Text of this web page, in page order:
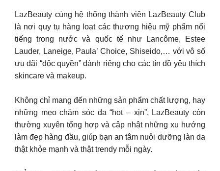
LazBeauty cùng hệ thống thành viên LazBeauty Club
là nơi quy tụ hàng loạt các thương hiệu mỹ phẩm nổi
tiếng trong nước và quốc tế như Lancôme, Estee
Lauder, Laneige, Paula’ Choice, Shiseido,… với vô số
ưu đãi “độc quyền” dành riêng cho các tín đồ yêu thích
skincare và makeup.
Không chỉ mang đến những sản phẩm chất lượng, hay
những mẹo chăm sóc da “hot – xịn”, LazBeauty còn
thường xuyên tổng hợp và cập nhật những xu hướng
làm đẹp hàng đầu, giúp bạn an tâm nuôi dưỡng làn da
thật khỏe mạnh và thật trendy mỗi ngày.